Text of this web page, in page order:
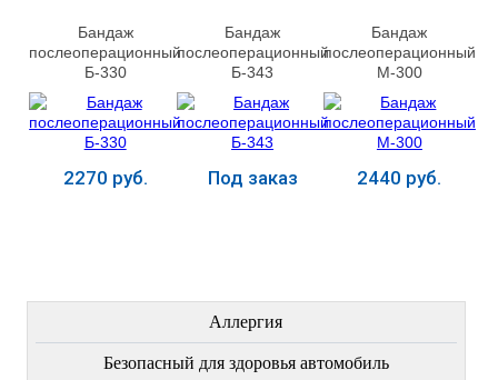
Бандаж
послеоперационный
Б-330
2270 руб.
Бандаж
послеоперационный
Б-343
Под заказ
Бандаж
послеоперационный
М-300
2440 руб.
Аллергия
Безопасный для здоровья автомобиль